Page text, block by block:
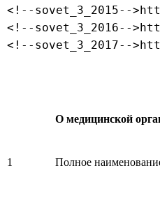
<!--sovet_3_2015--
<!--sovet_3_2016--
<!--sovet_3_2017--
О медицинской
1 Полное